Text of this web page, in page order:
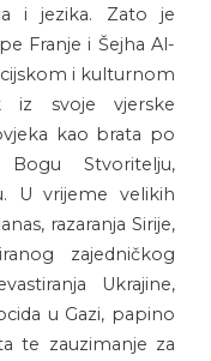
i jezika. Zato je
Franje i Šejha Al-
i kulturnom
iz svoje vjerske
kao brata po
Stvoritelju,
U vrijeme velikih
razaranja Sirije,
zajedničkog
Ukrajine,
u Gazi, papino
te zauzimanje za